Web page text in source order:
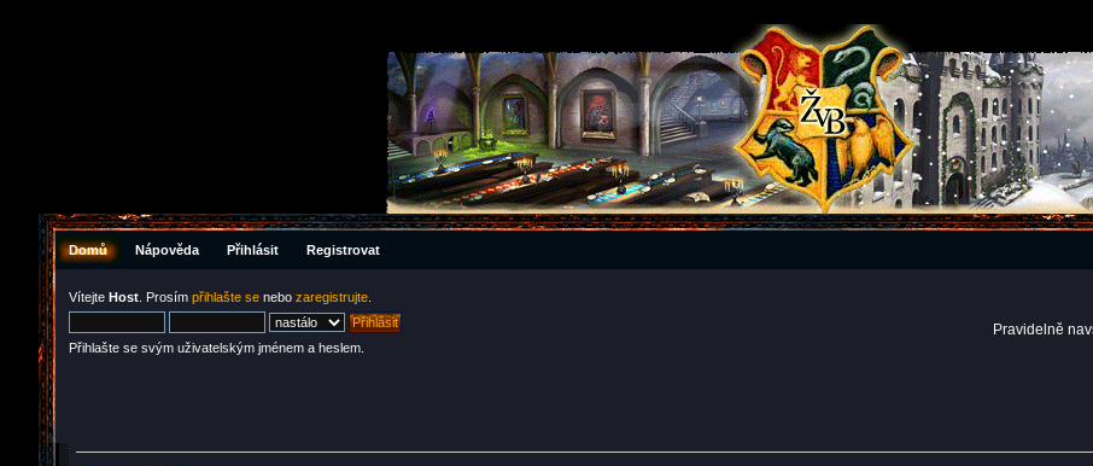
Domů Nápověda Přihlásit Registrovat
Vítejte Host . Prosím přihlašte se nebo zaregistrujte
Přihlašte se svým uživatelským jménem a heslem.
Pravidelně